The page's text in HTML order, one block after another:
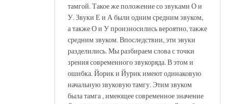
тамгой. Такое же положение со звуками О и
У. Звуки Е и А были одним средним звуком,
а также О и У произносились вероятно, также
средним звуком. Впоследствии, эти эвуки
разделились. Мы разбираем слова с точки
зрения современного звукоряда. В этом и
ошибка. Йорик и Йурик имеют одинаковую
начальную звуковую тамгу. Этим звуком
была тамга , имеющее современное значение